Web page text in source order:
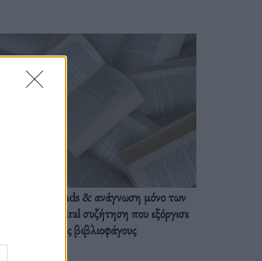
BookTok trends & ανάγνωση μόνο των
διαλόγων: Η viral συζήτηση που εξόργισε
τους βιβλιοφάγους